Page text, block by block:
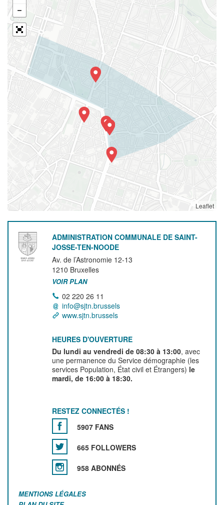
Leaflet
ADMINISTRATION COMMUNALE DE SAINT-
JOSSE-TEN-NOODE
Av. de l’Astronomie 12-13
1210 Bruxelles
VOIR PLAN
02 220 26 11
info@sjtn.brussels
www.sjtn.brussels
HEURES D'OUVERTURE
Du lundi au vendredi de 08:30 à 13:00, avec
une permanence du Service démographie (les
services Population, État civil et Étrangers) le
mardi, de 16:00 à 18:30.
RESTEZ CONNECTÉS !
5907 FANS
665 FOLLOWERS
958 ABONNÉS
MENTIONS LÉGALES